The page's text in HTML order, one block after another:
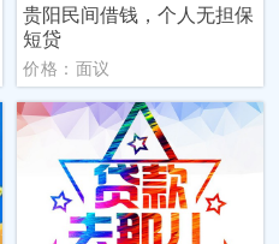
贵阳民间借钱，个人无担保
短贷
价格：面议